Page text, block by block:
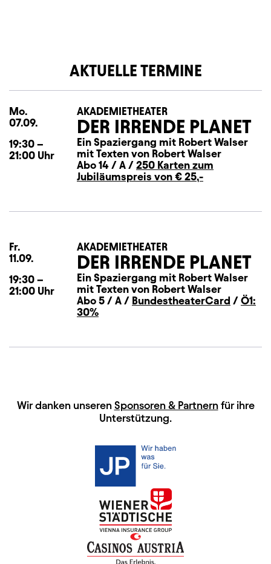
AKTUELLE TERMINE
Mo.
07.09.
19:30 –
21:00 Uhr
AKADEMIETHEATER
DER IRRENDE PLANET
Ein Spaziergang mit Robert Walser
mit Texten von Robert Walser
Abo 14 / A / 250 Karten zum
Jubiläumspreis von € 25,-
Fr.
11.09.
19:30 –
21:00 Uhr
AKADEMIETHEATER
DER IRRENDE PLANET
Ein Spaziergang mit Robert Walser
mit Texten von Robert Walser
Abo 5 / A / BundestheaterCard / Ö1:
30%
HAUPTSPONSOREN
Wir danken unseren Sponsoren & Partnernfür ihre
Unterstützung.